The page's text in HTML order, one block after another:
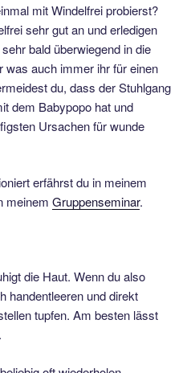
mit Windelfrei probierst?
sehr gut an und erledigen
bald überwiegend in die
was auch immer ihr für einen
du, dass der Stuhlgang
dem Babypopo hat und
Ursachen für wunde
erfährst du in meinem
meinem Gruppenseminar.
die Haut. Wenn du also
handentleeren und direkt
tupfen. Am besten lässt